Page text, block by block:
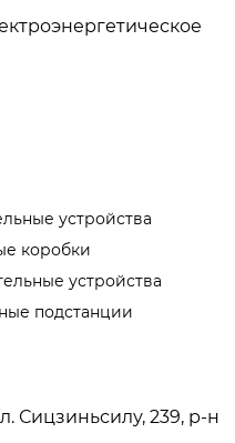
устройства
коробки
устройства
подстанции
Сицзиньсилу, 239, р-н